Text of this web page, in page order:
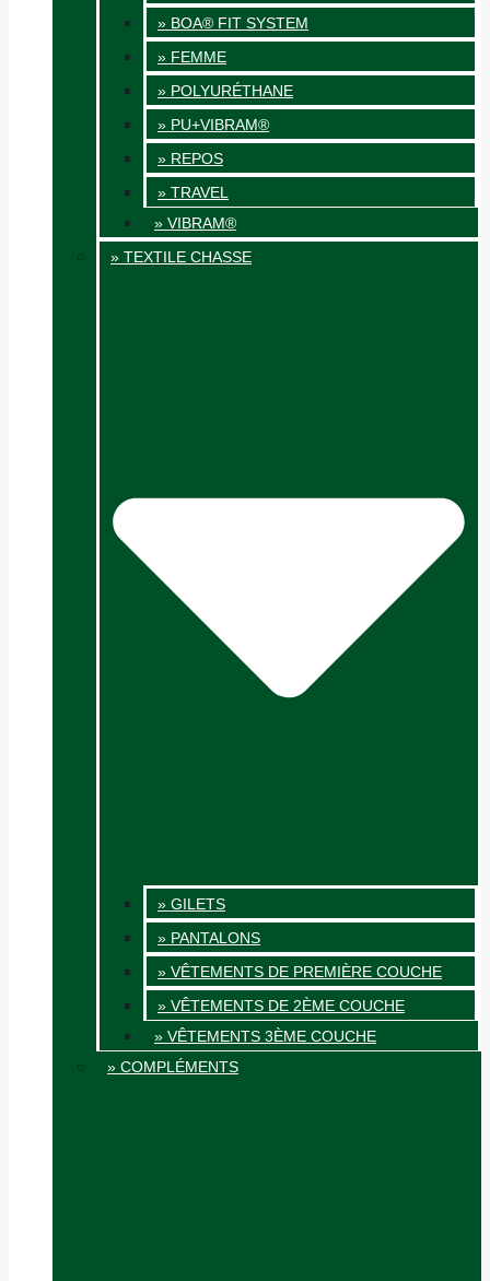
» BOA® FIT SYSTEM
» FEMME
» POLYURÉTHANE
» PU+VIBRAM®
» REPOS
» TRAVEL
» VIBRAM®
» TEXTILE CHASSE
» GILETS
» PANTALONS
» VÊTEMENTS DE PREMIÈRE COUCHE
» VÊTEMENTS DE 2ÈME COUCHE
» VÊTEMENTS 3ÈME COUCHE
» COMPLÉMENTS